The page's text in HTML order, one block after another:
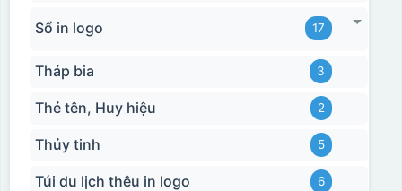
Sổ in logo 17
Tháp bia 3
Thẻ tên, Huy hiệu 2
Thủy tinh 5
Túi du lịch thêu in logo 6